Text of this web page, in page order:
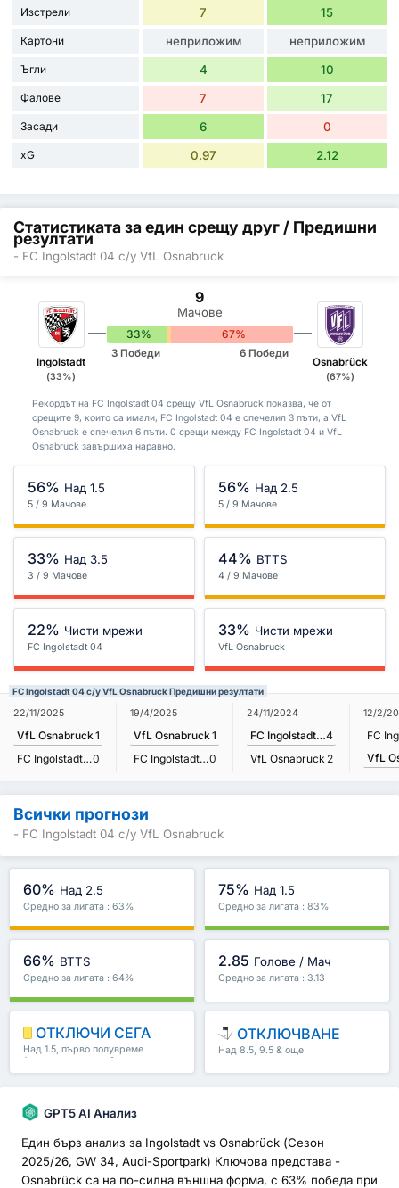
Изстрели 7 15
Картони неприложим неприложим
Ъгли 4 10
Фалове 7 17
Засади 6 0
xG 0.97 2.12
Статистиката за един срещу друг / Предишни
резултати
- FC Ingolstadt 04 с/у VfL Osnabruck
Ingolstadt
(33%)
9
Мачове
33% 67%
3 Победи 6 Победи
Osnabrück
(67%)
Рекордът на FC Ingolstadt 04 срещу VfL Osnabruck показва, че от
срещите 9, които са имали, FC Ingolstadt 04 е спечелил 3 пъти, а VfL
Osnabruck е спечелил 6 пъти. 0 срещи между FC Ingolstadt 04 и VfL
Osnabruck завършиха наравно.
56% Над 1.5
5 / 9 Мачове
56% Над 2.5
5 / 9 Мачове
33% Над 3.5
3 / 9 Мачове
44% BTTS
4 / 9 Мачове
22% Чисти мрежи
FC Ingolstadt 04
33% Чисти мрежи
VfL Osnabruck
FC Ingolstadt 04 с/у VfL Osnabruck Предишни резултати
22/11/2025
VfL Osnabruck1
FC Ingolstadt 040
19/4/2025
VfL Osnabruck1
FC Ingolstadt 040
24/11/2024
FC Ingolstadt 044
VfL Osnabruck 2
12/2/
VfL
Всички прогнози
- FC Ingolstadt 04 с/у VfL Osnabruck
60% Над 2.5
Средно за лигата : 63%
75% Над 1.5
Средно за лигата : 83%
66% BTTS
Средно за лигата : 64%
2.85 Голове / Мач
Средно за лигата : 3.13
ОТКЛЮЧИ СЕГА
Над 1.5, първо полувреме
/второ полувреме & още
ОТКЛЮЧВАНЕ
Над 8.5, 9.5 & още
GPT5 AI Анализ
Един бърз анализ за Ingolstadt vs Osnabrück (Сезон
2025/26, GW 34, Audi-Sportpark) Ключова представа -
Osnabrück са на по-силна външна форма, с 63% победа при